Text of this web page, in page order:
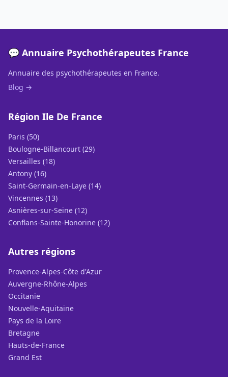
💬 Annuaire Psychothérapeutes France
Annuaire des psychothérapeutes en France.
Blog →
Région Ile De France
Paris (50)
Boulogne-Billancourt (29)
Versailles (18)
Antony (16)
Saint-Germain-en-Laye (14)
Vincennes (13)
Asnières-sur-Seine (12)
Conflans-Sainte-Honorine (12)
Autres régions
Provence-Alpes-Côte d'Azur
Auvergne-Rhône-Alpes
Occitanie
Nouvelle-Aquitaine
Pays de la Loire
Bretagne
Hauts-de-France
Grand Est